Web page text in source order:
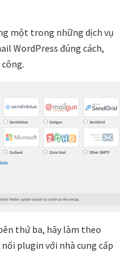
một trong những dịch vụ
WordPress đúng cách,
thứ ba, hãy làm theo
plugin với nhà cung cấp